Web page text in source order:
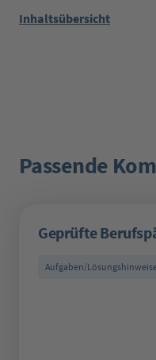
Inhaltsübersicht
Produktgalerie überspringen
Passende
Geprüfte
Aufgaben/